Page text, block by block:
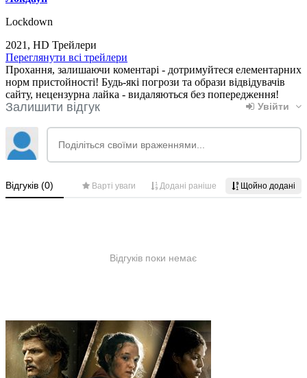
Lockdown
2021, HD Трейлери
Переглянути всі трейлери
Прохання, залишаючи коментарі - дотримуйтеся елементарних
норм пристойності! Будь-які погрози та образи відвідувачів
сайту, нецензурна лайка - видаляються без попередження!